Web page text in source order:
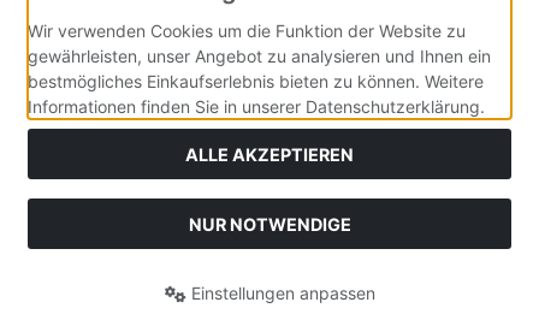
Sicherheitscode bitte hier eingeben:
Ich habe die Datenschutzrichtlinien zur Kenntnis genommen.
Absenden
Wir verwenden Cookies um die Funktion der Website zu
gewährleisten, unser Angebot zu analysieren und Ihnen ein
bestmögliches Einkaufserlebnis bieten zu können. Weitere
Informationen finden Sie in unserer Datenschutzerklärung.
ALLE AKZEPTIEREN
NUR NOTWENDIGE
Einstellungen anpassen